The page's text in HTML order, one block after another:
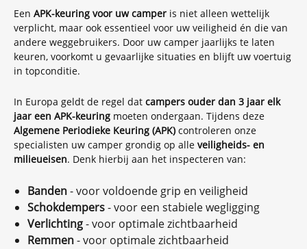
EenAPK-keuring voor uw camper is niet alleen wettelijk
verplicht, maar ook essentieel voor uw veiligheid én die van
andere weggebruikers. Door uw camper jaarlijks te laten
keuren, voorkomt u gevaarlijke situaties en blijft uw voertuig
in topconditie.
In Europa geldt de regel datcampers ouder dan 3 jaar elk
jaar een APK-keuring moeten ondergaan. Tijdens deze
Algemene Periodieke Keuring (APK)controleren onze
specialisten uw camper grondig op alleveiligheids- en
milieueisen. Denk hierbij aan het inspecteren van:
Banden- voor voldoende grip en veiligheid
Schokdempers- voor een stabiele wegligging
Verlichting- voor optimale zichtbaarheid
Remmen- voor optimale zichtbaarheid